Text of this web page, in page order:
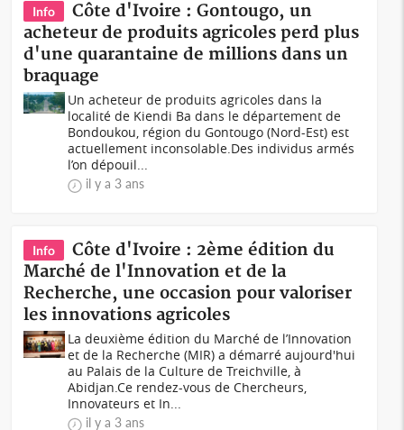
Info
Côte d'Ivoire : Gontougo, un
acheteur de produits agricoles perd plus
d'une quarantaine de millions dans un
braquage
Un acheteur de produits agricoles dans la
localité de Kiendi Ba dans le département de
Bondoukou, région du Gontougo (Nord-Est) est
actuellement inconsolable.Des individus armés
l’on dépouil...
il y a 3 ans
Info
Côte d'Ivoire : 2ème édition du
Marché de l'Innovation et de la
Recherche, une occasion pour valoriser
les innovations agricoles
La deuxième édition du Marché de l’Innovation
et de la Recherche (MIR) a démarré aujourd'hui
au Palais de la Culture de Treichville, à
Abidjan.Ce rendez-vous de Chercheurs,
Innovateurs et In...
il y a 3 ans